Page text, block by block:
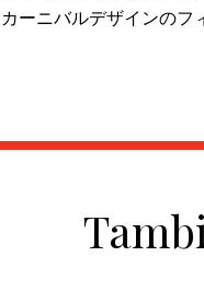
ーニバルデザインのフ